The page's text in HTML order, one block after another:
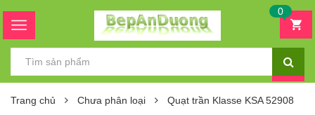
0
Trang chủ Chưa phân loại Quạt trần Klasse KSA 52908